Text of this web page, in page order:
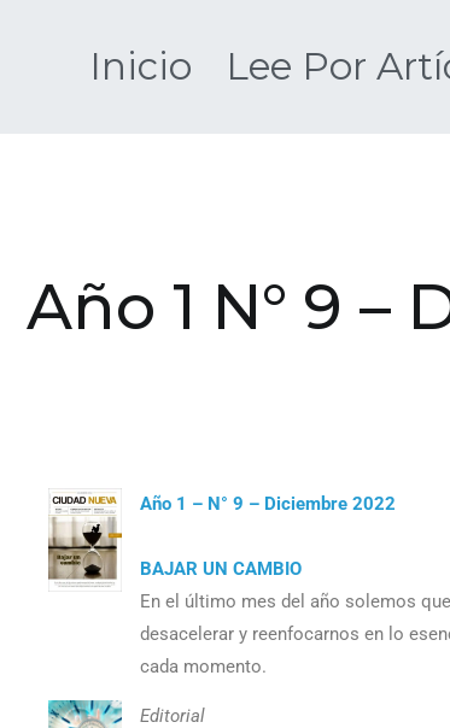
Inicio Lee Por
Año 1 N° 9 –
Año 1 – N° 9 – Diciembre 2022
BAJAR UN CAMBIO
En el último mes del año solemos
desacelerar y reenfocarnos en lo
cada momento.
Editorial